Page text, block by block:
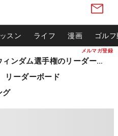
メルマガ登録
スン ライフ 漫画 ゴル
松山英樹ら出場 ウィンダム選手権のリーダーボード
ーダーボード
グ